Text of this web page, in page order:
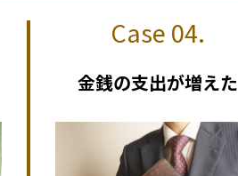
金銭の支出が増えた